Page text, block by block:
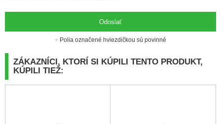
Odoslať
Polia označené hviezdičkou sú povinné
ZÁKAZNÍCI, KTORÍ SI KÚPILI TENTO PRODUKT,
KÚPILI TIEŽ: